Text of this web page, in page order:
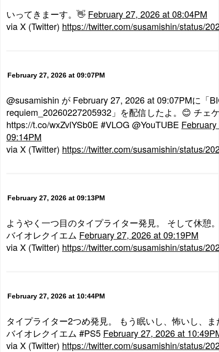
いってきまーす。👋 February 27, 2026 at 08:04PM
via X (Twitter) https://twitter.com/susamishin/status/
February 27, 2026 at 09:07PM
@susamishin が February 27, 2026 at 09:07PMに「
requiem_20260227205932」を配信したよ。😊 チェ
https://t.co/wxZvlYSb0E #VLOG @YouTUBE
09:14PM
via X (Twitter) https://twitter.com/susamishin/status/
February 27, 2026 at 09:13PM
ようやく一つ目のタイプライター発見。 そして休憩
バイオレクイエム February 27, 2026 at 09:19PM
via X (Twitter) https://twitter.com/susamishin/status/
February 27, 2026 at 10:44PM
タイプライター2つめ発見。 もう眠いし、怖いし、
バイオレクイエム #PS5 February 27, 2026 at
via X (Twitter) https://twitter.com/susamishin/status/